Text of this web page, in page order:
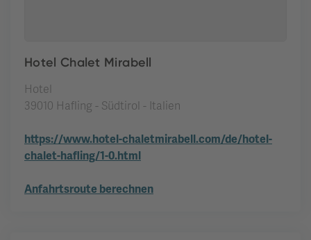
Hotel Chalet Mirabell
Hotel
39010 Hafling - Südtirol - Italien
https://www.hotel-chaletmirabell.com/de/hotel-
chalet-hafling/1-0.html
Anfahrtsroute berechnen